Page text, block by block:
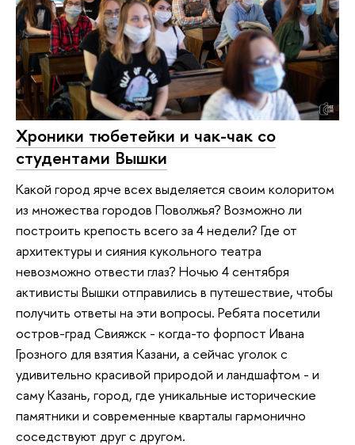
Хроники тюбетейки и чак-чак со
студентами Вышки
Какой город ярче всех выделяется своим колоритом
из множества городов Поволжья? Возможно ли
построить крепость всего за 4 недели? Где от
архитектуры и сияния кукольного театра
невозможно отвести глаз? Ночью 4 сентября
активисты Вышки отправились в путешествие, чтобы
получить ответы на эти вопросы. Ребята посетили
остров-град Свияжск - когда-то форпост Ивана
Грозного для взятия Казани, а сейчас уголок с
удивительно красивой природой и ландшафтом - и
саму Казань, город, где уникальные исторические
памятники и современные кварталы гармонично
соседствуют друг с другом.